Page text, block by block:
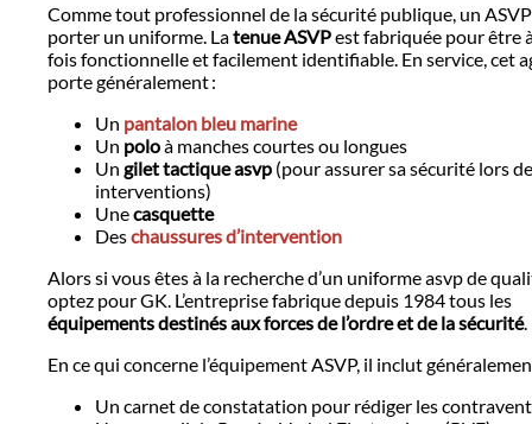
Comme tout professionnel de la sécurité publique, un
porter un uniforme. Latenue ASVPest fabriquée pour être
fois fonctionnelle et facilement identifiable. En service, cet
porte généralement :
Un pantalon bleu marine
Un poloà manches courtes ou longues
Un gilet tactique asvp (pour assurer sa sécurité lors
interventions)
Unecasquette
Deschaussures d’intervention
Alors si vous êtes à la recherche d’un uniforme asvp de
optez pour GK. L’entreprise fabrique depuis 1984 tous les
équipements destinés aux forces de l’ordre et de la sécurité.
En ce qui concerne l’équipement ASVP, il inclut
Un carnet de constatation pour rédiger les